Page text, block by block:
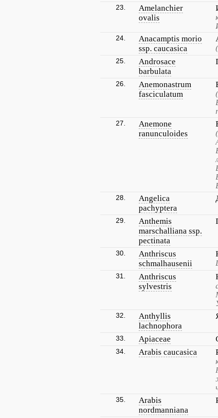
23.
Amelanchier
ovalis
24.
Anacamptis morio
ssp. caucasica
25.
Androsace
barbulata
26.
Anemonastrum
fasciculatum
27.
Anemone
ranunculoides
28.
Angelica
pachyptera
29.
Anthemis
marschalliana ssp.
pectinata
30.
Anthriscus
schmalhausenii
31.
Anthriscus
sylvestris
32.
Anthyllis
lachnophora
33. Apiaceae
34. Arabis caucasica
35.
Arabis
nordmanniana